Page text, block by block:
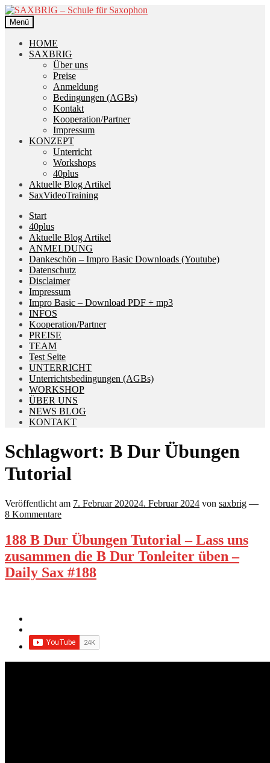
Zur
Navigation
springen
Zum
Inhalt
springen
Menü
HOME
SAXBRIG
Über uns
Preise
Anmeldung
Bedingungen (AGBs)
Kontakt
Kooperation/Partner
Impressum
KONZEPT
Unterricht
Workshops
40plus
Aktuelle Blog Artikel
SaxVideoTraining
Start
40plus
Aktuelle Blog Artikel
ANMELDUNG
Dankeschön – Impro Basic Downloads (Youtube)
Datenschutz
Disclaimer
Impressum
Impro Basic – Download PDF + mp3
INFOS
Kooperation/Partner
PREISE
TEAM
Test Seite
UNTERRICHT
Unterrichtsbedingungen (AGBs)
WORKSHOP
ÜBER UNS
NEWS BLOG
KONTAKT
Schlagwort: B Dur Übungen
Tutorial
Veröffentlicht am 7. Februar 202024. Februar 2024 von saxbrig —
8 Kommentare
188 B Dur Übungen Tutorial – Lass uns
zusammen die B Dur Tonleiter üben –
Daily Sax #188